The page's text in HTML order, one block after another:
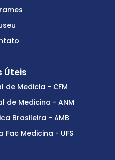
Úteis
de Medicia - CFM
de Medicina - ANM
Brasileira - AMB
Fac Medicina - UFS